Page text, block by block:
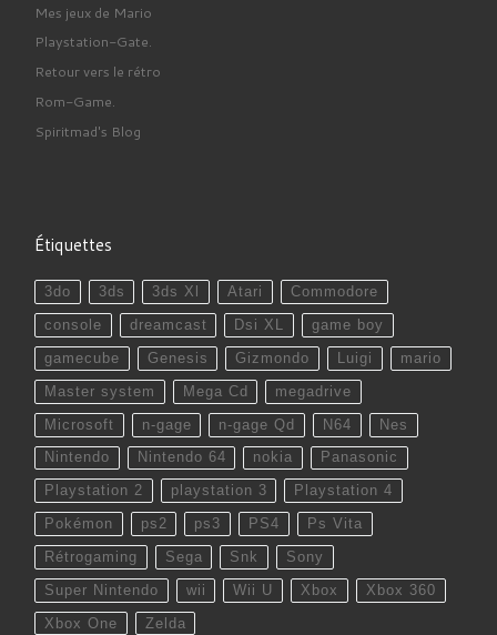
Mes jeux de Mario
Playstation-Gate.
Retour vers le rétro
Rom-Game.
Spiritmad's Blog
Étiquettes
3do 3ds 3ds Xl Atari Commodore
console dreamcast Dsi XL game boy
gamecube Genesis Gizmondo Luigi mario
Master system Mega Cd megadrive
Microsoft n-gage n-gage Qd N64 Nes
Nintendo Nintendo 64 nokia Panasonic
Playstation 2 playstation 3 Playstation 4
Pokémon ps2 ps3 PS4 Ps Vita
Rétrogaming Sega Snk Sony
Super Nintendo wii Wii U Xbox Xbox 360
Xbox One Zelda